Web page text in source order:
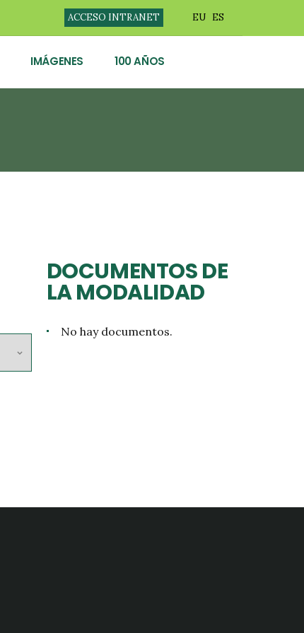
ACCESO INTRANET EU ES
IMÁGENES 100 AÑOS
DOCUMENTOS DE
LA MODALIDAD
No hay documentos.